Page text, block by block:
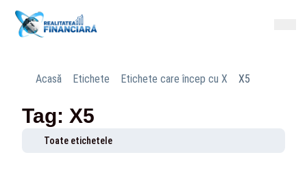
Acasă Etichete Etichete care încep cu X X5
Tag: X5
Toate etichetele